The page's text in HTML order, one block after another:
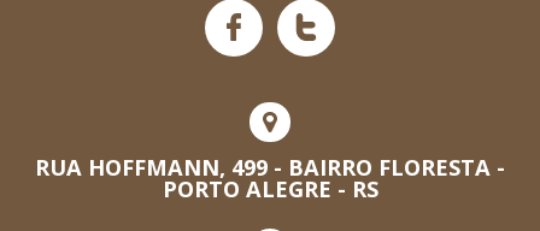
RUA HOFFMANN, 499 - BAIRRO FLORESTA -
PORTO ALEGRE - RS